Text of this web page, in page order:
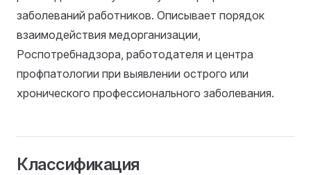
заболеваний работников. Описывает порядок
взаимодействия медорганизации,
Роспотребнадзора, работодателя и центра
профпатологии при выявлении острого или
хронического профессионального заболевания.
Классификация